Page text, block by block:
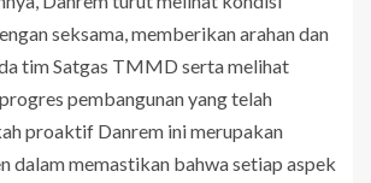
seksama, memberikan arahan dan
tim Satgas TMMD serta melihat
pembangunan yang telah
proaktif Danrem ini merupakan
dalam memastikan bahwa setiap aspek